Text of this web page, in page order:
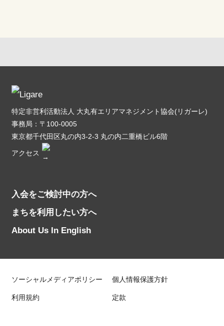
特定非営利活動法人 大丸有エリアマネジメント協会(リガーレ)
事務局：〒100-0005
東京都千代田区丸の内3-2-3 丸の内二重橋ビル6階
アクセス
入会をご検討中の方へ
まちを利用したい方へ
About Us In English
ソーシャルメディアポリシー 個人情報保護方針
利用規約 定款